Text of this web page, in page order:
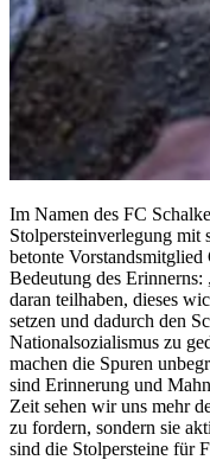
Im Namen des FC
Stolpersteinverlegung mit
betonte
Bedeutung des
daran teilhaben, dieses
setzen und dadurch den
Nationalsozialismus zu
machen die Spuren
sind Erinnerung und
Zeit sehen wir uns mehr
zu fordern, sondern sie
sind die Stolpersteine für